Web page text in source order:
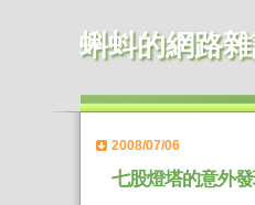
蝌蚪的網路
2008/07/06
七股燈塔的意外